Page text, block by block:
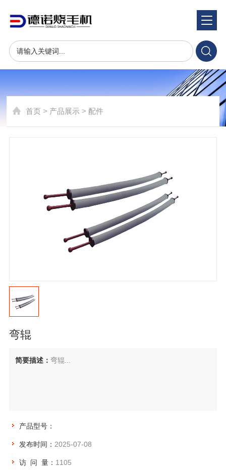
产品展示 Product show
首页 > 产品展示 > 配件
弯辊
简要描述： 弯辊...
产品型号：
发布时间： 2025-07-08
访 问 量： 1105